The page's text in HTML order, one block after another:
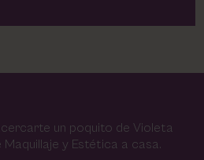
un poquito de Violeta
y Estética a casa.